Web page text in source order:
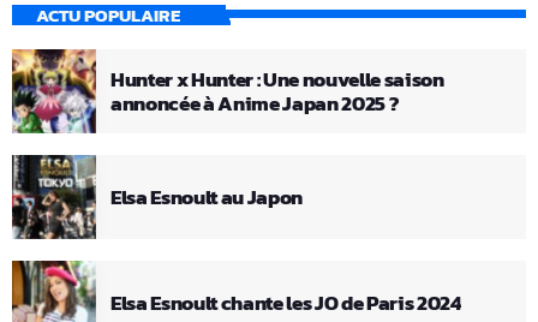
ACTU POPULAIRE
Hunter x Hunter : Une nouvelle saison
annoncée à Anime Japan 2025 ?
Elsa Esnoult au Japon
Elsa Esnoult chante les JO de Paris 2024